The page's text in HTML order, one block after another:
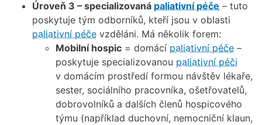
Úroveň 3 – specializovaná paliativní péče – tuto
poskytuje tým odborníků, kteří jsou v oblasti
paliativní péče vzděláni. Má několik forem:
Mobilní hospic = domácí paliativní péče –
poskytuje specializovanou paliativní péči
v domácím prostředí formou návštěv lékaře,
sester, sociálního pracovníka, ošetřovatelů,
dobrovolníků a dalších členů hospicového
týmu (například duchovní, nemocniční klaun,